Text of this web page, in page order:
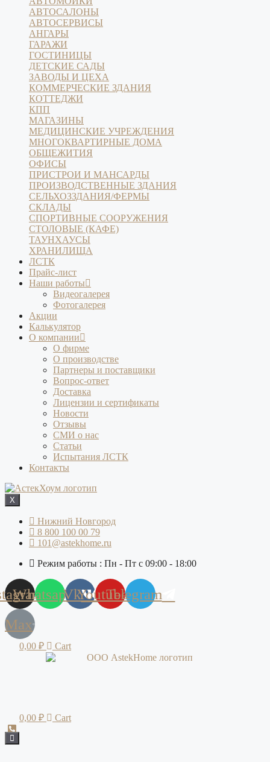
АВТОСАЛОНЫ
АВТОСЕРВИСЫ
АНГАРЫ
ГАРАЖИ
ГОСТИНИЦЫ
ДЕТСКИЕ САДЫ
ЗАВОДЫ И ЦЕХА
КОММЕРЧЕСКИЕ ЗДАНИЯ
КОТТЕДЖИ
КПП
МАГАЗИНЫ
МЕДИЦИНСКИЕ УЧРЕЖДЕНИЯ
МНОГОКВАРТИРНЫЕ ДОМА
ОБЩЕЖИТИЯ
ОФИСЫ
ПРИСТРОИ И МАНСАРДЫ
ПРОИЗВОДСТВЕННЫЕ ЗДАНИЯ
СЕЛЬХОЗЗДАНИЯ/ФЕРМЫ
СКЛАДЫ
СПОРТИВНЫЕ СООРУЖЕНИЯ
СТОЛОВЫЕ (КАФЕ)
ТАУНХАУСЫ
ХРАНИЛИЩА
ЛСТК
Прайс-лист
Наши работы
Видеогалерея
Фотогалерея
Акции
Калькулятор
О компании
О фирме
О производстве
Партнеры и поставщики
Вопрос-ответ
Доставка
Лицензии и сертификаты
Новости
Отзывы
СМИ о нас
Статьи
Испытания ЛСТК
Контакты
X
Нижний Новгород
8 800 100 00 79
101@astekhome.ru
Режим работы : Пн - Пт с 09:00 - 18:00
Whatsapp
VkYoutubeTelegram
Max
0,00 ₽ Cart
0,00 ₽ Cart